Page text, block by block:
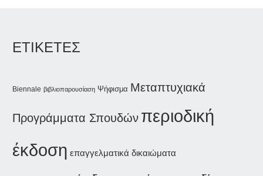
ΕΤΙΚΕΤΕΣ
Biennale βιβλιοπαρουσίαση Ψήφισμα Μεταπτυχιακά
Προγράμματα Σπουδών περιοδική
έκδοση επαγγελματικά δικαιώματα